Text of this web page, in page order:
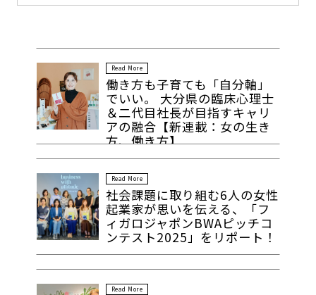
Read More
働き方も子育ても「自分軸」
でいい。 大分県の臨床心理士
＆二代目社長が目指すキャリ
アの融合【新連載：女の生き
方、働き方】
Read More
社会課題に取り組む6人の女性
起業家が思いを伝える、「フ
ィガロジャポンBWAピッチコ
ンテスト2025」をリポート！
Read More